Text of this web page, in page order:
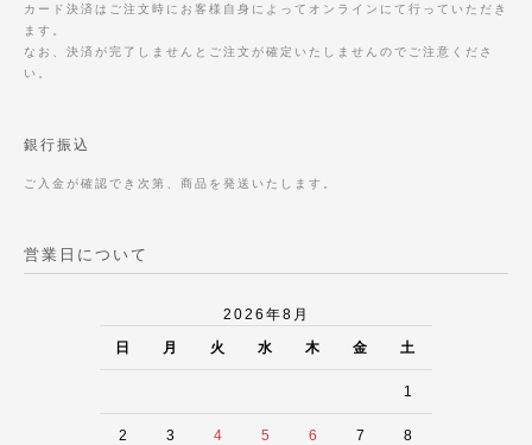
カード決済はご注文時にお客様自身によってオンラインにて行っていただき
ます。
なお、決済が完了しませんとご注文が確定いたしませんのでご注意くださ
い。
銀行振込
ご入金が確認でき次第、商品を発送いたします。
営業日について
2026年8月
日 月 火 水 木 金 土
1
2 3 4 5 6 7 8